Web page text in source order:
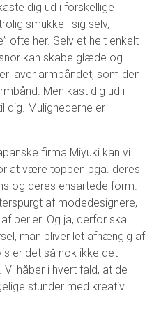
dig ud i forskellige
smukke i sig selv,
ofte her. Selv et helt enkelt
kan skabe glæde og
laver armbåndet, som den
Men kast dig ud i
dig. Mulighederne er
firma Miyuki kan vi
at være toppen pga. deres
og deres ensartede form.
af modedesignere,
perler. Og ja, derfor skal
man bliver let afhængig af
er det så nok ikke det
håber i hvert fald, at de
stunder med kreativ